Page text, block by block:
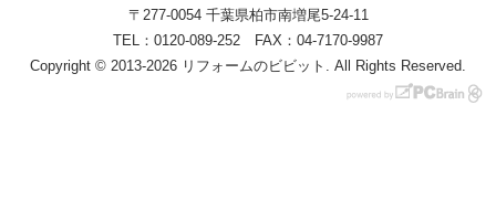
〒277-0054 千葉県柏市南増尾5-24-11
TEL：0120-089-252 FAX：04-7170-9987
Copyright © 2013-2026 リフォームのビビット. All Rights Reserved.